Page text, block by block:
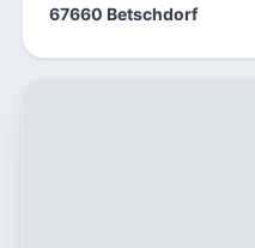
67660 Betschdorf